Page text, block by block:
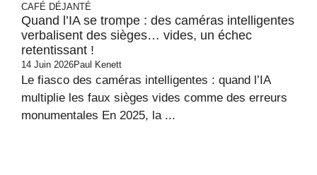
CAFÉ DÉJANTÉ
Quand l’IA se trompe : des caméras intelligentes
verbalisent des sièges… vides, un échec
retentissant !
14 Juin 2026Paul Kenett
Le fiasco des caméras intelligentes : quand l’IA
multiplie les faux sièges vides comme des erreurs
monumentales En 2025, la ...